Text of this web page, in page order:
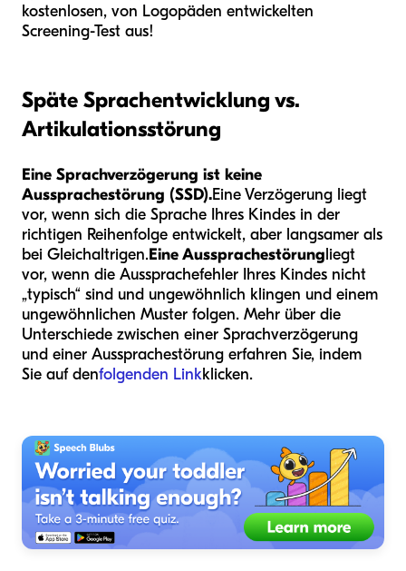
kostenlosen, von Logopäden entwickelten
Screening-Test aus!
Späte Sprachentwicklung vs.
Artikulationsstörung
Eine Sprachverzögerung ist keine
Aussprachestörung (SSD).Eine Verzögerung liegt
vor, wenn sich die Sprache Ihres Kindes in der
richtigen Reihenfolge entwickelt, aber langsamer als
bei Gleichaltrigen.Eine Aussprachestörung liegt
vor, wenn die Aussprachefehler Ihres Kindes nicht
„typisch“ sind und ungewöhnlich klingen und einem
ungewöhnlichen Muster folgen. Mehr über die
Unterschiede zwischen einer Sprachverzögerung
und einer Aussprachestörung erfahren Sie, indem
Sie auf denfolgenden Linkklicken.